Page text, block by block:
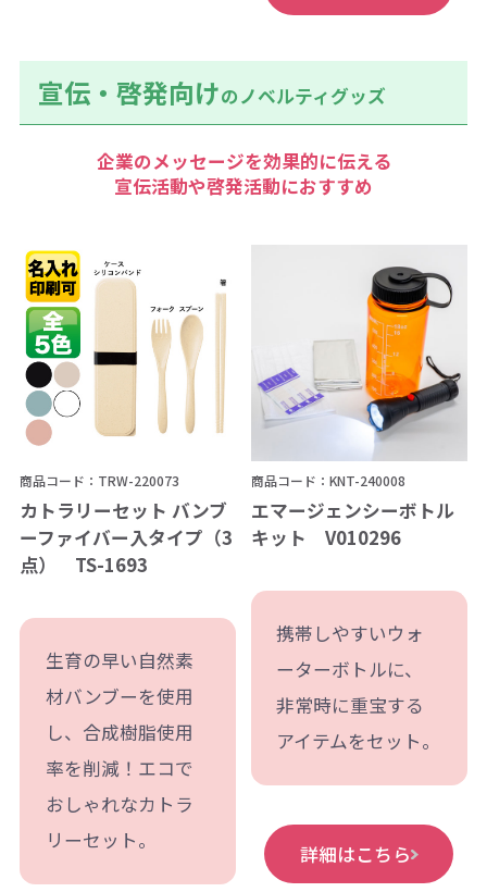
宣伝・啓発向けのノベルティグッズ
企業のメッセージを効果的に伝える
宣伝活動や啓発活動におすすめ
商品コード：TRW-220073
カトラリーセット バンブ
ーファイバー入タイプ（3
点） TS-1693
生育の早い自然素
材バンブーを使用
し、合成樹脂使用
率を削減！エコで
おしゃれなカトラ
リーセット。
商品コード：KNT-240008
エマージェンシーボトル
キット V010296
携帯しやすいウォ
ーターボトルに、
非常時に重宝する
アイテムをセット。
詳細はこちら